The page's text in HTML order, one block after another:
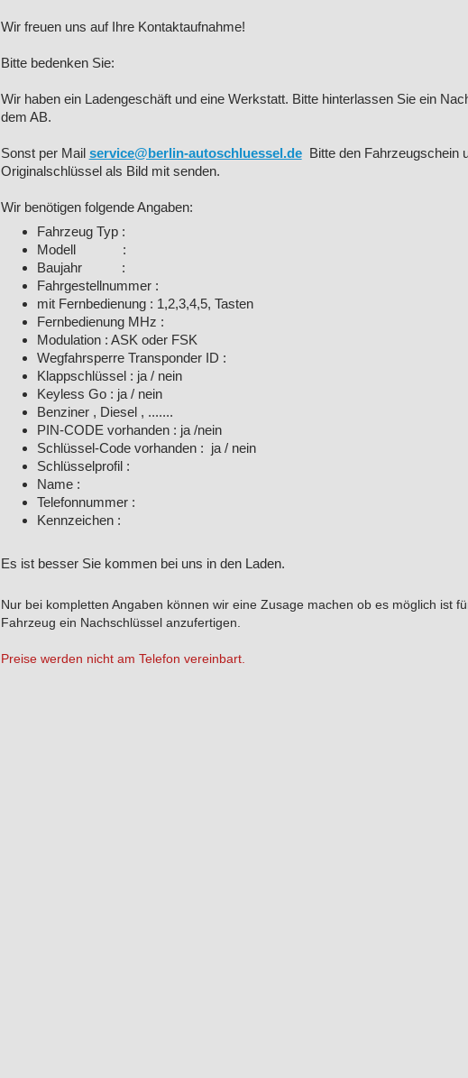
Wir freuen uns auf Ihre Kontaktaufnahme!
Bitte bedenken Sie:
Wir haben ein Ladengeschäft und eine Werkstatt. Bitte hinterlassen Sie ein
dem AB.
Sonst per Mail service@berlin-autoschluessel.deBitte den Fahrzeugschein
Originalschlüssel als Bild mit senden.
Wir benötigen folgende Angaben:
Fahrzeug Typ :
Modell :
Baujahr :
Fahrgestellnummer :
mit Fernbedienung : 1,2,3,4,5, Tasten
Fernbedienung MHz :
Modulation : ASK oder FSK
Wegfahrsperre Transponder ID :
Klappschlüssel : ja / nein
Keyless Go : ja / nein
Benziner , Diesel , .......
PIN-CODE vorhanden : ja /nein
Schlüssel-Code vorhanden : ja / nein
Schlüsselprofil :
Name :
Telefonnummer :
Kennzeichen :
Es ist besser Sie kommen bei uns in den Laden.
Nur bei kompletten Angaben können wir eine Zusage machen ob es möglich ist
Fahrzeug ein Nachschlüssel anzufertigen.
Preise werden nicht am Telefon vereinbart.